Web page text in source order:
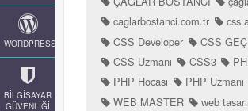
WORDPRESS
BİLGİSAYAR
GÜVENLİĞİ
caglarbostanci.com.tr
css
CSS Developer
CSS
CSS Uzmanı
CSS3
PHP Hocası
PHP Uzmanı
WEB MASTER
web